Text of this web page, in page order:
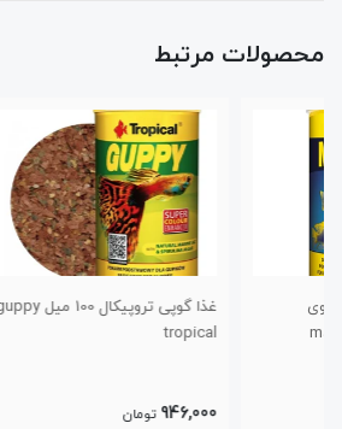
محصولات مرتبط
غذا گوپی تروپیکال 100 میل guppy
tropical
غذا